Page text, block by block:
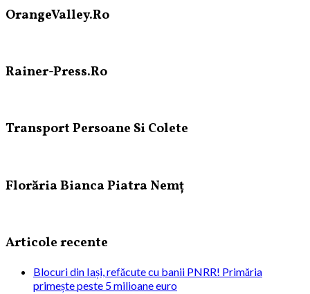
OrangeValley.Ro
Rainer-Press.Ro
Transport Persoane Si Colete
Florăria Bianca Piatra Nemț
Articole recente
Blocuri din Iași, refăcute cu banii PNRR! Primăria
primește peste 5 milioane euro